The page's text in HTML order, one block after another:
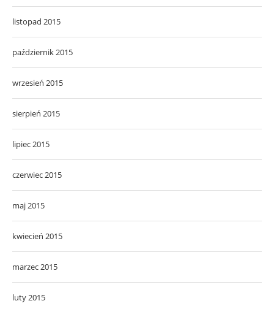
listopad 2015
październik 2015
wrzesień 2015
sierpień 2015
lipiec 2015
czerwiec 2015
maj 2015
kwiecień 2015
marzec 2015
luty 2015